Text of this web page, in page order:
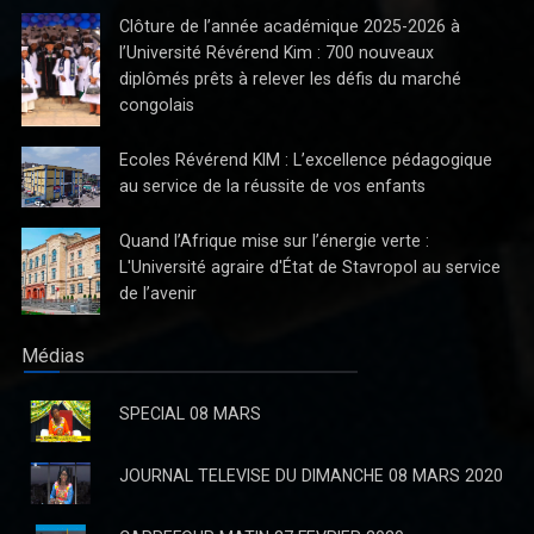
La Direction du Journal "Avenir" ne reconnaît pas la parution
du quotidien de jeudi 03 Octobre 2024
La Direction du Journal "Avenir" ne reconnaît pas la parution du
Clôture de l’année académique 2025-2026 à
l’Université Révérend Kim : 700 nouveaux
diplômés prêts à relever les défis du marché
congolais
Ecoles Révérend KIM : L’excellence pédagogique
au service de la réussite de vos enfants
Quand l’Afrique mise sur l’énergie verte :
L'Université agraire d'État de Stavropol au service
de l’avenir
Médias
SPECIAL 08 MARS
JOURNAL TELEVISE DU DIMANCHE 08 MARS 2020